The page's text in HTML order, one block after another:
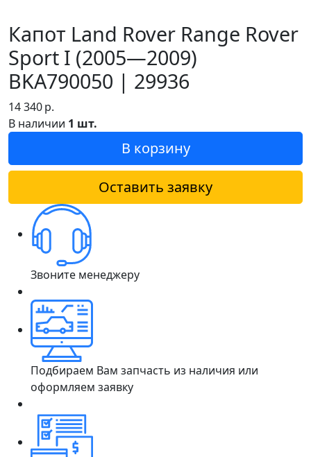
Капот Land Rover Range Rover
Sport I (2005—2009)
BKA790050 | 29936
14 340р.
В наличии 1 шт.
В корзину
Оставить заявку
Звоните менеджеру
Подбираем Вам запчасть из наличия или
оформляем заявку